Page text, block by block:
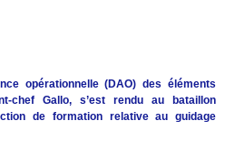
opérationnelle (DAO) des éléments
chef Gallo, s’est rendu au bataillon
de formation relative au guidage